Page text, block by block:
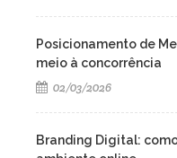
Posicionamento de
meio à concorrência
02/03/2026
Branding Digital: